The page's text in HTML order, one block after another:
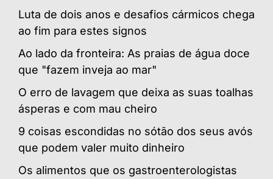
Luta de dois anos e desafios cármicos chega
ao fim para estes signos
Ao lado da fronteira: As praias de água doce
que "fazem inveja ao mar"
O erro de lavagem que deixa as suas toalhas
ásperas e com mau cheiro
9 coisas escondidas no sótão dos seus avós
que podem valer muito dinheiro
Os alimentos que os gastroenterologistas